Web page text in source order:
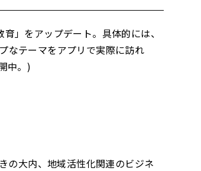
」をアップデート。具体的には、
なテーマをアプリで実際に訪れ
中。)
大内、地域活性化関連のビジネ